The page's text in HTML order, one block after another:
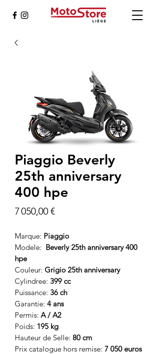
Piaggio Beverly
25th anniversary
400 hpe
7 050,00 €Prix
Marque: Piaggio
Modele: Beverly 25th anniversary 400
hpe
Couleur: Grigio 25th anniversary
Cylindree: 399 cc
Puissance: 36 ch
Garantie: 4 ans
Permis: A / A2
Poids: 195 kg
Hauteur de Selle: 80 cm
Prix catalogue hors remise: 7 050 euros